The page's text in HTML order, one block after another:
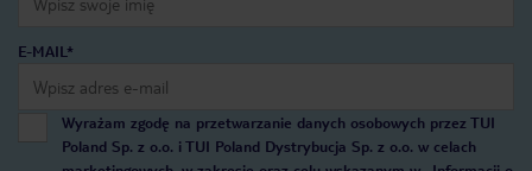
E-MAIL*
Wyrażam zgodę na przetwarzanie danych osobowych przez TUI
Poland Sp. z o.o. i TUI Poland Dystrybucja Sp. z o.o. w celach